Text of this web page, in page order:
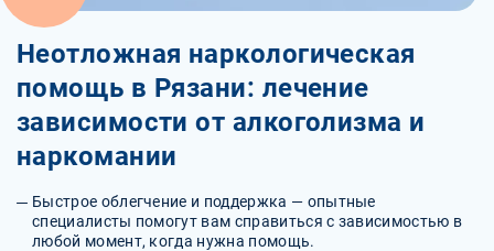
Неотложная наркологическая
помощь в Рязани: лечение
зависимости от алкоголизма и
наркомании
Быстрое облегчение и поддержка — опытные
специалисты помогут вам справиться с зависимостью в
любой момент, когда нужна помощь.